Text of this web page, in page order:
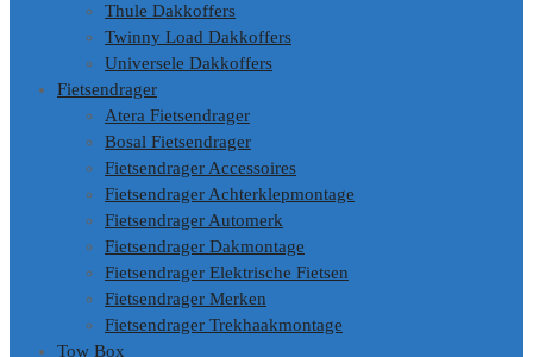
Thule Dakkoffers
Twinny Load Dakkoffers
Universele Dakkoffers
Fietsendrager
Atera Fietsendrager
Bosal Fietsendrager
Fietsendrager Accessoires
Fietsendrager Achterklepmontage
Fietsendrager Automerk
Fietsendrager Dakmontage
Fietsendrager Elektrische Fietsen
Fietsendrager Merken
Fietsendrager Trekhaakmontage
Tow Box